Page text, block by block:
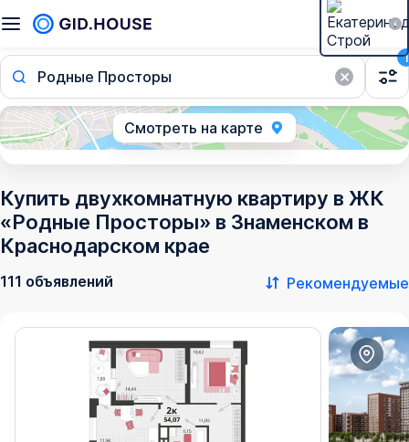
Родные Просторы
1
Смотреть на карте
Купить двухкомнатную квартиру в ЖК
«Родные Просторы» в Знаменском в
Краснодарском крае
111 объявлений Рекомендуемые